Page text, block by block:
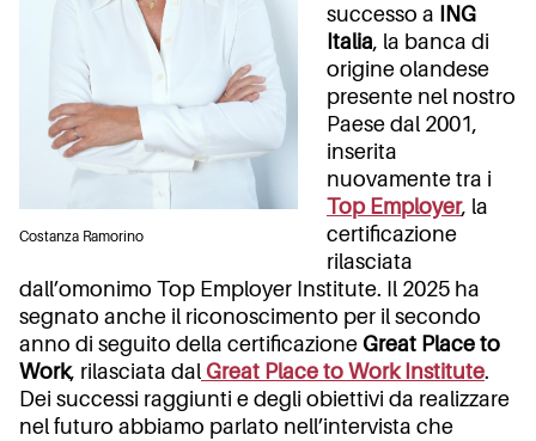
Costanza Ramorino
successo a ING
Italia, la banca di
origine olandese
presente nel nostro
Paese dal 2001,
inserita
nuovamente tra i
Top Employer, la
certificazione
rilasciata
dall’omonimo Top Employer Institute. Il 2025 ha
segnato anche il riconoscimento per il secondo
anno di seguito della certificazione Great Place to
Work, rilasciata dal Great Place to Work Institute.
Dei successi raggiunti e degli obiettivi da realizzare
nel futuro abbiamo parlato nell’intervista che